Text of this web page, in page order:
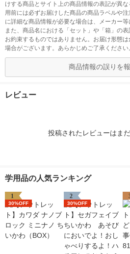
けする商品とサイト上の商品情報の表記が異
用前には必ずお届けした商品の商品ラベルや
に詳細な商品情報が必要な場合は、メーカー等
また、商品名における「セット」や「箱」の
お約束するものではありません。お届け形態
場合がございます。あらかじめご了承ください
商品情報の誤りを
レビュー
投稿されたレビューはまだ
学用品の人気ランキング
1
30%OFF
2
30%OFF